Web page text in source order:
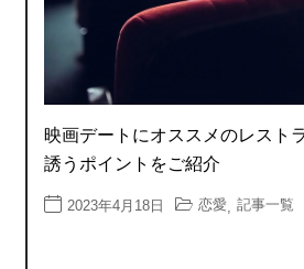
映画デートにオススメのレスト
誘うポイントをご紹介
2023年4月18日 恋愛, 記事一覧